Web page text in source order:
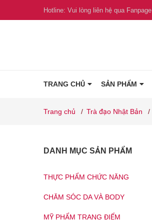
Hotline: Vui lòng liên hệ qua Fanpage
TRANG CHỦ SẢN PHẨM
Trang chủ / Trà đạo Nhật Bản /
DANH MỤC SẢN PHẨM
THỰC PHẨM CHỨC NĂNG
CHĂM SÓC DA VÀ BODY
MỸ PHẨM TRANG ĐIỂM